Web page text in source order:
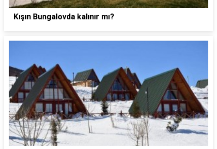
Kışın Bungalovda kalınır mı?